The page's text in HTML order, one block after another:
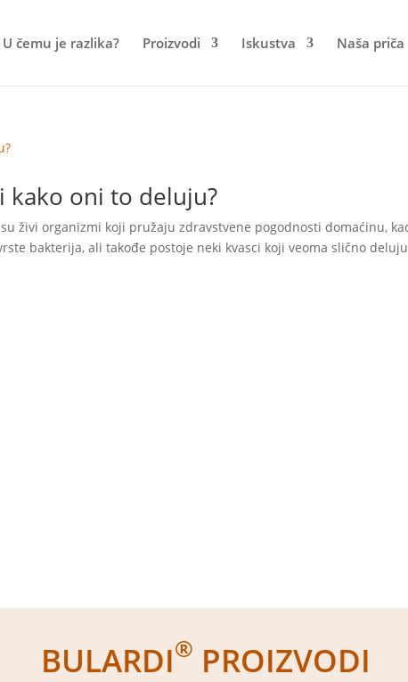
U čemu je razlika? Proizvodi Iskustva Naša priča
kako oni to deluju?
živi organizmi koji pružaju zdravstvene pogodnosti domaćinu,
bakterija, ali takođe postoje neki kvasci koji veoma slično
BULARDI® PROIZVODI